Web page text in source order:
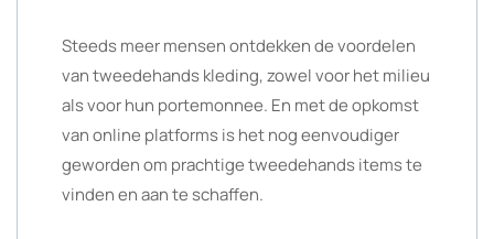
Steeds meer mensen ontdekken de voordelen
van tweedehands kleding, zowel voor het milieu
als voor hun portemonnee. En met de opkomst
van online platforms is het nog eenvoudiger
geworden om prachtige tweedehands items te
vinden en aan te schaffen.